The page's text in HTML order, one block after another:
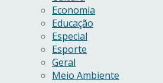
Economia
Educação
Especial
Esporte
Geral
Meio Ambiente